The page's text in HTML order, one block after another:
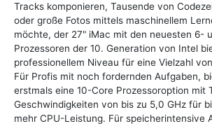
Tracks komponieren, Tausende von
oder große Fotos mittels maschinellem
möchte, der 27" iMac mit den neuesten 6-
Prozessoren der 10. Generation von Intel
professionellem Niveau für eine Vielzahl
Für Profis mit noch fordernden Aufgaben,
erstmals eine 10-Core Prozessoroption mit
Geschwindigkeiten von bis zu 5,0 GHz für
mehr CPU-Leistung. Für speicherintensive